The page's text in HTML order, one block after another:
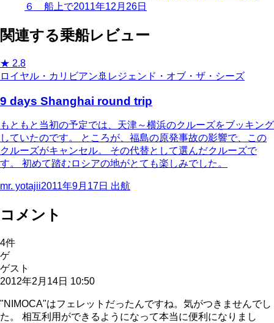
６ 船上で2011年12月26日
関連する乗船レビュー
★ 2.8
ロイヤル・カリビアン 🚢 レジェンド・オブ・ザ・シーズ
9 days Shanghai round trip
もともと当初の予定では、天津～横浜のクルーズをブッキング
していたのです。 ところが、福島の原発事故の影響で、この
クルーズがキャンセル。 その代替として選んだクルーズで
す。 初めて踏むロシアの地がとても楽しみでした。
mr. yotajii2011年9月17日 出航
コメント
4件
ゲ
ゲスト
2012年2月14日 10:50
"NIMOCA"はフェレットだったんですね。気がつきませんでし
た。 相互利用ができるようになって本当に便利になりまし